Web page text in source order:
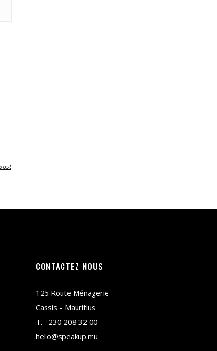
CONTACTEZ NOUS
125 Route Ménagerie
Cassis – Mauritius
T. +230 208 32 00
hello@speakup.mu